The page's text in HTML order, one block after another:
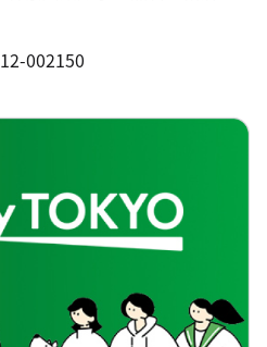
002150